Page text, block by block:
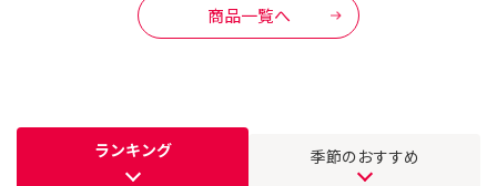
商品一覧へ
ランキング 季節のおすすめ